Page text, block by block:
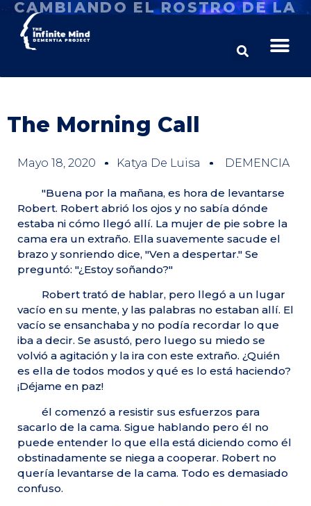
CAMBIANDO EL ROSTRO DE LA
The Morning Call
Mayo 18, 2020 Katya De Luisa DEMENCIA
"Buena por la mañana, es hora de levantarse
Robert. Robert abrió los ojos y no sabía dónde
estaba ni cómo llegó allí. La mujer de pie sobre la
cama era un extraño. Ella suavemente sacude el
brazo y sonriendo dice, "Ven a despertar." Se
preguntó: "¿Estoy soñando?"
Robert trató de hablar, pero llegó a un lugar
vacío en su mente, y las palabras no estaban allí. El
vacío se ensanchaba y no podía recordar lo que
iba a decir. Se asustó, pero luego su miedo se
volvió a agitación y la ira con este extraño. ¿Quién
es ella de todos modos y qué es lo está haciendo?
¡Déjame en paz!
él comenzó a resistir sus esfuerzos para
sacarlo de la cama. Sigue hablando pero él no
puede entender lo que ella está diciendo como él
obstinadamente se niega a cooperar. Robert no
quería levantarse de la cama. Todo es demasiado
confuso.